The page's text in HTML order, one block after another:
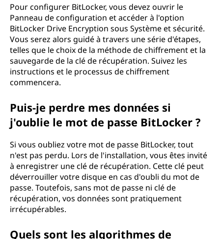
Pour configurer BitLocker, vous devez ouvrir le
Panneau de configuration et accéder à l'option
BitLocker Drive Encryption sous Système et sécurité.
Vous serez alors guidé à travers une série d'étapes,
telles que le choix de la méthode de chiffrement et la
sauvegarde de la clé de récupération. Suivez les
instructions et le processus de chiffrement
commencera.
Puis-je perdre mes données si
j'oublie le mot de passe BitLocker ?
Si vous oubliez votre mot de passe BitLocker, tout
n'est pas perdu. Lors de l'installation, vous êtes invité
à enregistrer une clé de récupération. Cette clé peut
déverrouiller votre disque en cas d'oubli du mot de
passe. Toutefois, sans mot de passe ni clé de
récupération, vos données sont pratiquement
irrécupérables.
Quels sont les algorithmes de